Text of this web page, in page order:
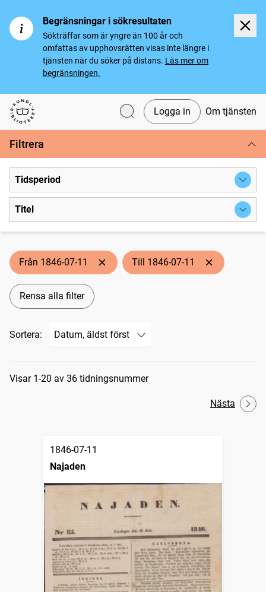
Begränsningar i sökresultaten
Sökträffar som är yngre än 100 år och
omfattas av upphovsrätten visas inte längre i
tjänsten när du söker på distans. Läs mer om
begränsningen.
Svenska tidningar
Logga in Om tjänsten
Filtrera
Tidsperiod
Titel
Från 1846-07-11 Till 1846-07-11
Rensa alla filter
Sortera:
Sökresultat
Visar 1-20 av 36 tidningsnummer
Nästa
1846-07-11
Najaden